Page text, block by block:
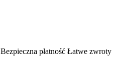
Bezpieczna płatność Łatwe zwroty